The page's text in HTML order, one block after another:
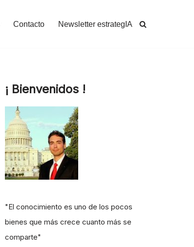
Contacto Newsletter estrategIA
¡ Bienvenidos !
"El conocimiento es uno de los pocos
bienes que más crece cuanto más se
comparte"